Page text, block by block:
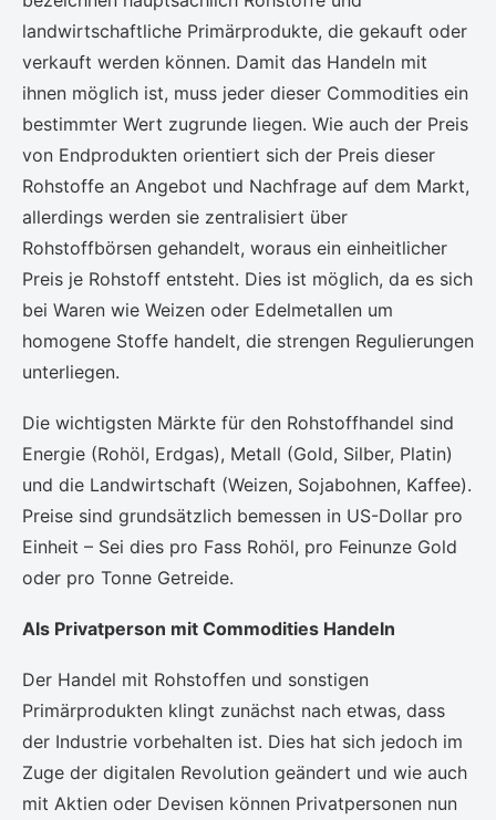
landwirtschaftliche Primärprodukte, die gekauft oder
verkauft werden können. Damit das Handeln mit
ihnen möglich ist, muss jeder dieser Commodities ein
bestimmter Wert zugrunde liegen. Wie auch der Preis
von Endprodukten orientiert sich der Preis dieser
Rohstoffe an Angebot und Nachfrage auf dem Markt,
allerdings werden sie zentralisiert über
Rohstoffbörsen gehandelt, woraus ein einheitlicher
Preis je Rohstoff entsteht. Dies ist möglich, da es sich
bei Waren wie Weizen oder Edelmetallen um
homogene Stoffe handelt, die strengen Regulierungen
unterliegen.
Die wichtigsten Märkte für den Rohstoffhandel sind
Energie (Rohöl, Erdgas), Metall (Gold, Silber, Platin)
und die Landwirtschaft (Weizen, Sojabohnen, Kaffee).
Preise sind grundsätzlich bemessen in US-Dollar pro
Einheit – Sei dies pro Fass Rohöl, pro Feinunze Gold
oder pro Tonne Getreide.
Als Privatperson mit Commodities Handeln
Der Handel mit Rohstoffen und sonstigen
Primärprodukten klingt zunächst nach etwas, dass
der Industrie vorbehalten ist. Dies hat sich jedoch im
Zuge der digitalen Revolution geändert und wie auch
mit Aktien oder Devisen können Privatpersonen nun